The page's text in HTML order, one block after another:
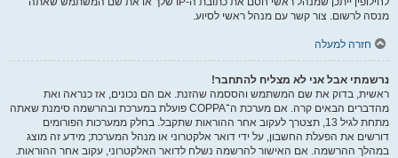
מנסה לרשום. צור קשר עם מנהל ראשי לסיוע.
חזרה למעלה
נרשמתי אבל אני לא מצליח להתחבר!
ראשית, בדוק את שם המשתמש והססמה שהזנת. אם הם נכונים, אז כנראה ואת
מהדברים הבאים קרה. אם מערכת ה־COPPA פועלת במערכת ובהרשמה סימנת שאתה
מתחת לגיל 13, תצטרך לעקוב אחר ההוראות שתקבל. בחלק ממערכות הפורומים
דורשים את הפעלת החשבון, על ידי דואר אלקטרוני או מנהל המערכת; מידע זה מוצג
במהלך ההרשמה. אם האישור להרשמה נשלח לדואר האלקטרוני, עקוב אחר ההוראות.